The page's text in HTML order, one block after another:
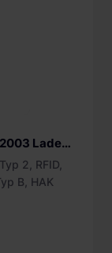
Alfen Eve Double PG-line DE 904462003 Ladestation B-Ware
2, RFID,
B, HAK